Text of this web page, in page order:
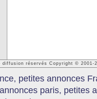
réservés Copyright © 2001-
petites annonces
paris, petites